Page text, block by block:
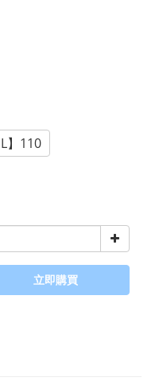
L】110
立即購買